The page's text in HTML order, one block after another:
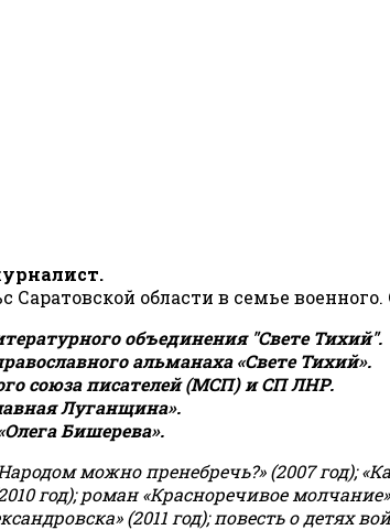
Саратовской области в семье
объединения "Свете Тихий".
альманаха «Свете Тихий».
союза писателей (МСП) и СП ЛНР.
Луганщина».
Бишерева».
можно пренебречь?» (2007 год);
год); роман «Красноречивое
(2011 год); повесть о детях